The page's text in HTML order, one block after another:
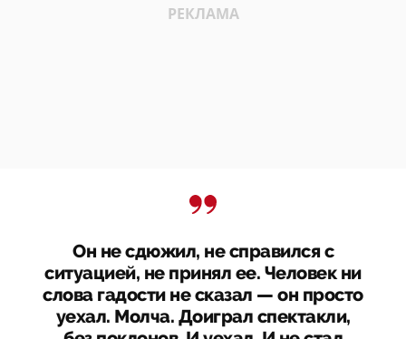
Он не сдюжил, не справился с
ситуацией, не принял ее. Человек ни
слова гадости не сказал — он просто
уехал. Молча. Доиграл спектакли,